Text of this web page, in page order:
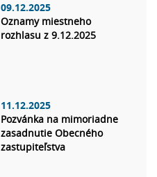
09.12.2025
Oznamy miestneho
rozhlasu z 9.12.2025
11.12.2025
Pozvánka na mimoriadne
zasadnutie Obecného
zastupiteľstva